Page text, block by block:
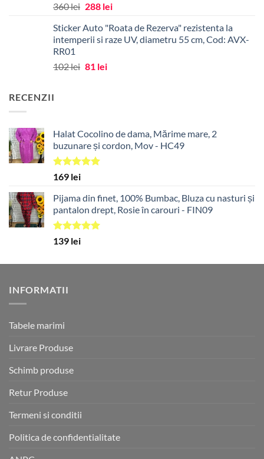
360lei Prețul
a
fost:
288 leiPrețul
este:
288 lei.
Sticker Auto "Roata de Rezerva" rezistenta la
intemperii si raze UV, diametru 55 cm, Cod: AVX-
RR01
102lei Prețul
81 leiPrețul
RECENZII
Halat Cocolino de dama, Mărime mare, 2
buzunare și cordon, Mov - HC49
Evaluat la
169 lei
Pijama din finet, 100% Bumbac, Bluza cu nasturi și
pantalon drept, Rosie în carouri - FIN09
Evaluat la
139 lei
INFORMATII
Tabele marimi
Livrare Produse
Schimb produse
Retur Produse
Termeni si conditii
Politica de confidentialitate